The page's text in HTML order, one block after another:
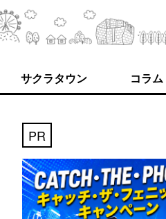
サクラタウン コラム
PR